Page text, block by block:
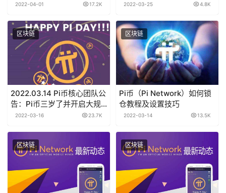
2022-04-01 17.2K 2022-03-25 4.8K
区块链
2022.03.14 Pi币核心团队公
告：Pi币三岁了并开启大规
模KYC
2022-03-16 23.7K
区块链
Pi币（Pi Network）如何锁
仓教程及设置技巧
2022-03-14 13.5K
区块链 区块链